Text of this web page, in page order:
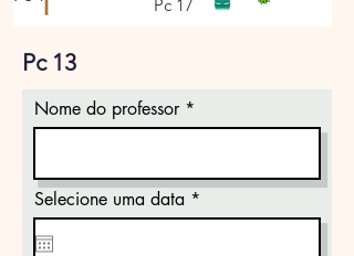
Pc 17
Pc 13
Nome do professor
Selecione uma data *
e